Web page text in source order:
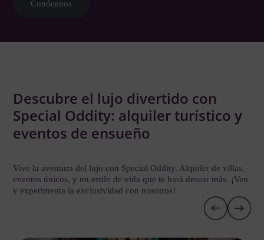
Conócenos
Descubre el lujo divertido con
Special Oddity: alquiler turístico y
eventos de ensueño
Vive la aventura del lujo con Special Oddity. Alquiler de villas,
eventos únicos, y un estilo de vida que te hará desear más. ¡Ven
y experimenta la exclusividad con nosotros!